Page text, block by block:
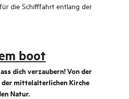
die Schifffahrt entlang der
boot
dich verzaubern! Von der
der mittelalterlichen Kirche
Natur.